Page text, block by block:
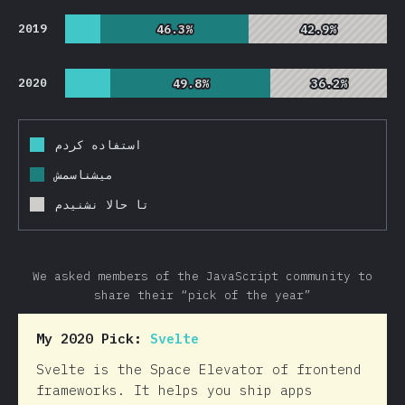
2019 46.3%
46.3% 42.9%
42.9%
2020 49.8%
49.8% 36.2%
36.2%
استفاده کردم
میشناسمش
تا حالا نشنیدم
We asked members of the JavaScript community to
share their “pick of the year”
My 2020 Pick: Svelte
Svelte is the Space Elevator of frontend
frameworks. It helps you ship apps